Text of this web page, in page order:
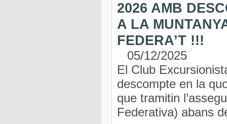
2026 AMB
A LA
FEDERA’T !!!
05/12/2025
El Club
descompte en la
que tramitin
Federativa) abans